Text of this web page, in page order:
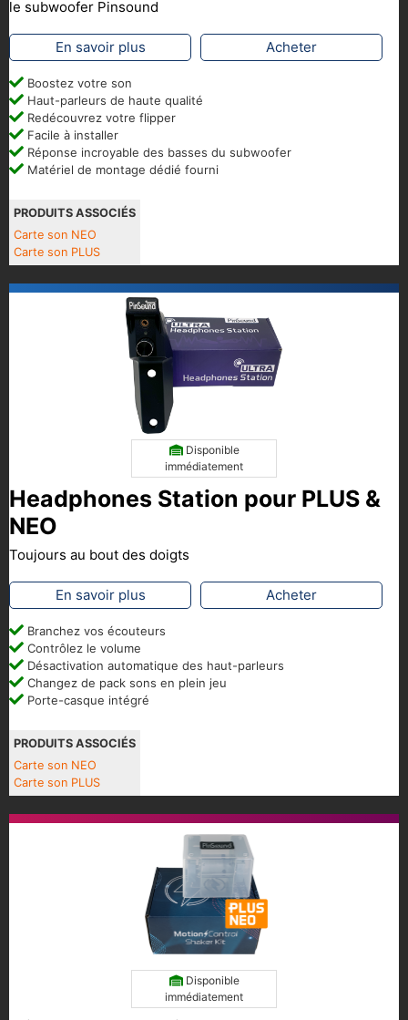
le subwoofer Pinsound
En savoir plus Acheter
Boostez votre son
Haut-parleurs de haute qualité
Redécouvrez votre flipper
Facile à installer
Réponse incroyable des basses du subwoofer
Matériel de montage dédié fourni
PRODUITS ASSOCIÉS
Carte son NEO
Carte son PLUS
Disponible
immédiatement
Headphones Station pour PLUS &
NEO
Toujours au bout des doigts
En savoir plus Acheter
Branchez vos écouteurs
Contrôlez le volume
Désactivation automatique des haut-parleurs
Changez de pack sons en plein jeu
Porte-casque intégré
PRODUITS ASSOCIÉS
Carte son NEO
Carte son PLUS
Disponible
immédiatement